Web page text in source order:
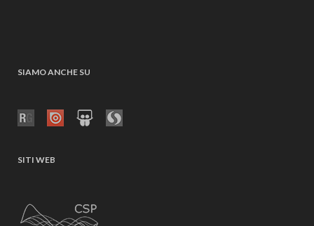
SIAMO ANCHE SU
SITI WEB